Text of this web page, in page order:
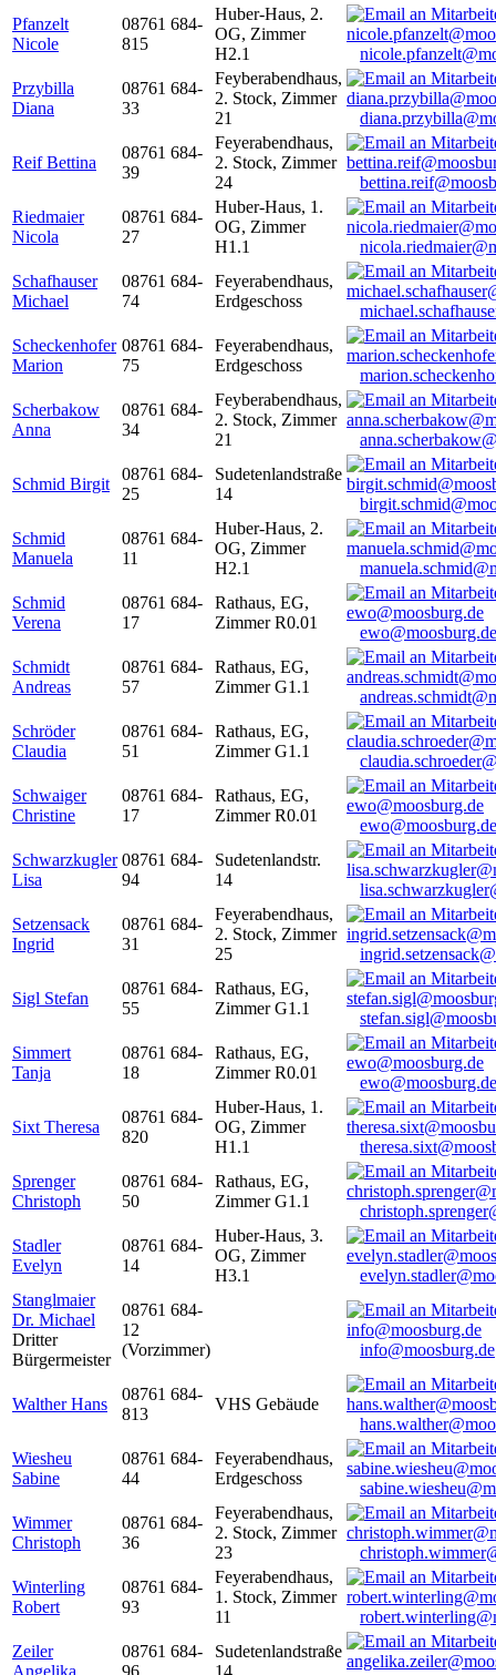
Pfanzelt
Nicole
08761 684-
815
Huber-Haus, 2.
OG, Zimmer
H2.1
Przybilla
Diana
08761 684-
33
Feyberabendhaus,
2. Stock, Zimmer
21
Reif Bettina
08761 684-
39
Feyerabendhaus,
2. Stock, Zimmer
24
Riedmaier
Nicola
08761 684-
27
Huber-Haus, 1.
OG, Zimmer
H1.1
Schafhauser
Michael
08761 684-
74
Feyerabendhaus,
Erdgeschoss
Scheckenhofer
Marion
08761 684-
75
Feyerabendhaus,
Erdgeschoss
Scherbakow
Anna
08761 684-
34
Feyberabendhaus,
2. Stock, Zimmer
21
Schmid Birgit
08761 684-
25
Sudetenlandstraße
14
Schmid
Manuela
08761 684-
11
Huber-Haus, 2.
OG, Zimmer
H2.1
Schmid
Verena
08761 684-
17
Rathaus, EG,
Zimmer R0.01
ewo@moosburg.de
Schmidt
Andreas
08761 684-
57
Rathaus, EG,
Zimmer G1.1
Schröder
Claudia
08761 684-
51
Rathaus, EG,
Zimmer G1.1
Schwaiger
Christine
08761 684-
17
Rathaus, EG,
Zimmer R0.01
ewo@moosburg.de
Schwarzkugler
Lisa
08761 684-
94
Sudetenlandstr.
14
Setzensack
Ingrid
08761 684-
31
Feyerabendhaus,
2. Stock, Zimmer
25
Sigl Stefan
08761 684-
55
Rathaus, EG,
Zimmer G1.1
Simmert
Tanja
08761 684-
18
Rathaus, EG,
Zimmer R0.01
ewo@moosburg.de
Sixt Theresa
08761 684-
820
Huber-Haus, 1.
OG, Zimmer
H1.1
Sprenger
Christoph
08761 684-
50
Rathaus, EG,
Zimmer G1.1
Stadler
Evelyn
08761 684-
14
Huber-Haus, 3.
OG, Zimmer
H3.1
Stanglmaier
Dr. Michael
Dritter
Bürgermeister
08761 684-
12
(Vorzimmer)
info@moosburg.de
Walther Hans
08761 684-
813
VHS Gebäude
Wiesheu
Sabine
08761 684-
44
Feyerabendhaus,
Erdgeschoss
Wimmer
Christoph
08761 684-
36
Feyerabendhaus,
2. Stock, Zimmer
23
Winterling
Robert
08761 684-
93
Feyerabendhaus,
1. Stock, Zimmer
11
Zeiler
Angelika
08761 684-
96
Sudetenlandstraße
14